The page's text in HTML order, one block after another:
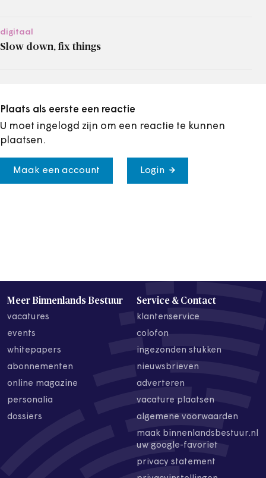
digitaal
Slow down, fix things
Plaats als eerste een reactie
U moet ingelogd zijn om een reactie te kunnen
plaatsen.
Maak een account Login
Meer Binnenlands Bestuur
vacatures
events
whitepapers
abonnementen
online magazine
personalia
dossiers
Service & Contact
klantenservice
colofon
ingezonden stukken
nieuwsbrieven
adverteren
vacature plaatsen
algemene voorwaarden
maak binnenlandsbestuur.nl
uw google-favoriet
privacy statement